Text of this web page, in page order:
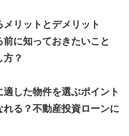
リットとデメリット
に知っておきたいこと
方？
した物件を選ぶポイント
る？不動産投資ローンに